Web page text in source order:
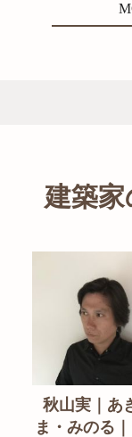
建築
秋山実｜あ
ま・みのる